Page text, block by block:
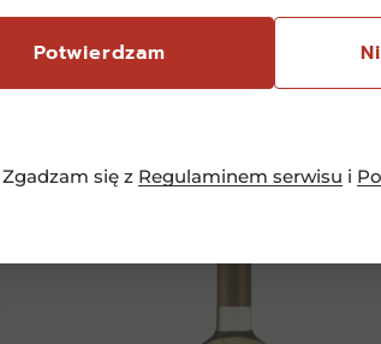
Potwierdzam
Zgadzam się z Regulaminem serwisu i